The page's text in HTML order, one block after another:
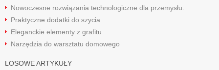
Nowoczesne rozwiązania technologiczne dla przemysłu.
Praktyczne dodatki do szycia
Eleganckie elementy z grafitu
Narzędzia do warsztatu domowego
LOSOWE ARTYKUŁY